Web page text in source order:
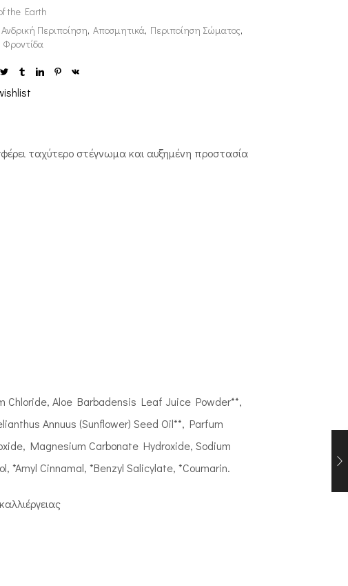
the Earth
Ανδρική Περιποίηση, Αποσμητικά, Περιποίηση Σώματος,
ταχύτερο στέγνωμα και αυξημένη προστασία
Aloe Barbadensis Leaf Juice Powder**,
Annuus (Sunflower) Seed Oil**, Parfum
Magnesium Carbonate Hydroxide, Sodium
*Amyl Cinnamal, *Benzyl Salicylate, *Coumarin.